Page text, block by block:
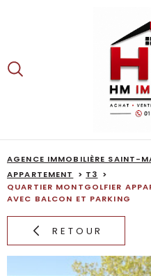
AGENCE IMMOBILIÈRE SAINT-
APPARTEMENT
T3
QUARTIER MONTGOLFIER
AVEC BALCON ET PARKING
RETOUR